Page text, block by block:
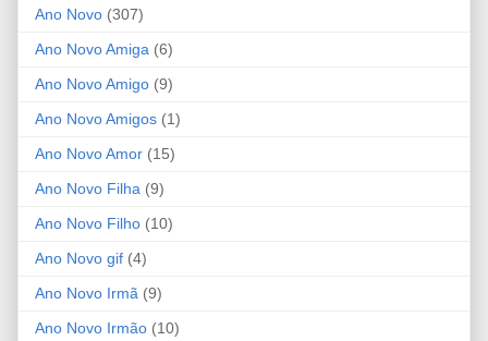
Ano Novo (307)
Ano Novo Amiga (6)
Ano Novo Amigo (9)
Ano Novo Amigos (1)
Ano Novo Amor (15)
Ano Novo Filha (9)
Ano Novo Filho (10)
Ano Novo gif (4)
Ano Novo Irmã (9)
Ano Novo Irmão (10)